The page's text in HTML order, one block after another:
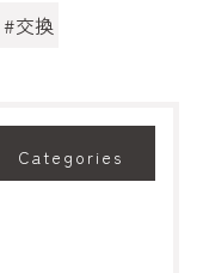
#交換
Categories